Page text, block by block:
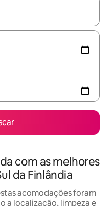
disponíveis, explore-os
com as melhores
da Finlândia
acomodações foram
a localização, limpeza e